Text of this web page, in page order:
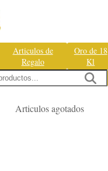
Articulos de
Regalo
Oro de 18
Kl
Articulos agotados